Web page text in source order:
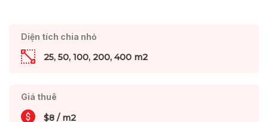
Diện tích chia nhỏ
25, 50, 100, 200, 400 m2
Giá thuê
$8 / m2